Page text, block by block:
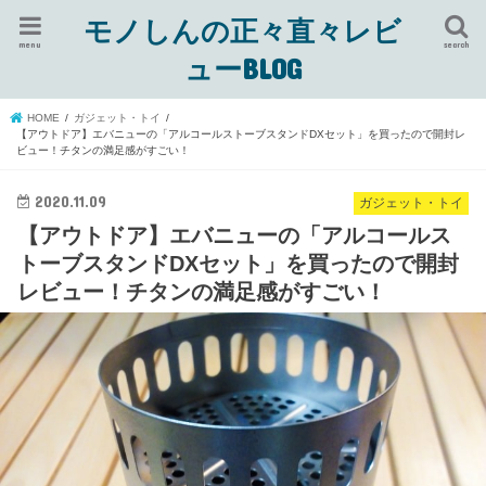
モノしんの正々直々レビ
ューBLOG
search
menu
HOME
ガジェット・トイ
【アウトドア】エバニューの「アルコールストーブスタンドDXセット」を買ったので開封レ
ビュー！チタンの満足感がすごい！
ガジェット・トイ
2020.11.09
【アウトドア】エバニューの「アルコールス
トーブスタンドDXセット」を買ったので開封
レビュー！チタンの満足感がすごい！